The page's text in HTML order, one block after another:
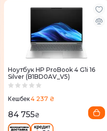
Ноутбук HP ProBook 4 G1i 16
Silver (B1BD0AV_V5)
Кешбек4 237 ₴
84 755₴